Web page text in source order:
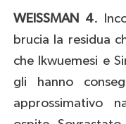
WEISSMAN 4.
brucia la residua
che Ikwuemesi e
gli hanno
approssimativo